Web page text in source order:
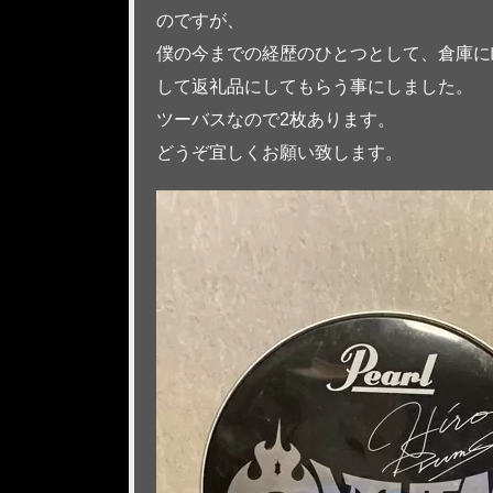
のですが、
僕の今までの経歴のひとつとして、倉庫
して返礼品にしてもらう事にしました。
ツーバスなので2枚あります。
どうぞ宜しくお願い致します。